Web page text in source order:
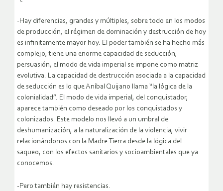
-Hay diferencias, grandes y múltiples, sobre todo en los modos
de producción, el régimen de dominación y destrucción de hoy
es infinitamente mayor hoy. El poder también se ha hecho más
complejo, tiene una enorme capacidad de seducción,
persuasión, el modo de vida imperial se impone como matriz
evolutiva. La capacidad de destrucción asociada a la capacidad
de seducción es lo que Aníbal Quijano llama “la lógica de la
colonialidad”. El modo de vida imperial, del conquistador,
aparece también como deseado por los conquistados y
colonizados. Este modelo nos llevó a un umbral de
deshumanización, a la naturalización de la violencia, vivir
relacionándonos con la Madre Tierra desde la lógica del
saqueo, con los efectos sanitarios y socioambientales que ya
conocemos.
-Pero también hay resistencias.